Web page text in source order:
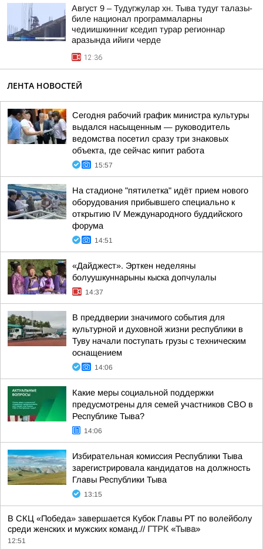
Август 9 – Тудугжулар хн. Тыва тудуг талазы-
биле национал программаларны
чедиишкинниг кседип турар регионнар
аразында ийиги черде
12:36
ЛЕНТА НОВОСТЕЙ
Сегодня рабочий график министра культуры
выдался насыщенным — руководитель
ведомства посетил сразу три знаковых
объекта, где сейчас кипит работа
15:57
На стадионе "пятилетка" идёт прием нового
оборудования прибывшего специально к
открытию IV Международного буддийского
форума
14:51
«Дайджест». Эрткен неделяны
болуушкуннарыны кыска допчулалы
14:37
В преддверии значимого события для
культурной и духовной жизни республики в
Туву начали поступать грузы с техническим
оснащением
14:06
Какие меры социальной поддержки
предусмотрены для семей участников СВО в
Республике Тыва?
14:06
Избирательная комиссия Республики Тыва
зарегистрировала кандидатов на должность
Главы Республики Тыва
13:15
В СКЦ «Победа» завершается Кубок Главы РТ по волейболу
среди женских и мужских команд.// ГТРК «Тыва»
12:51